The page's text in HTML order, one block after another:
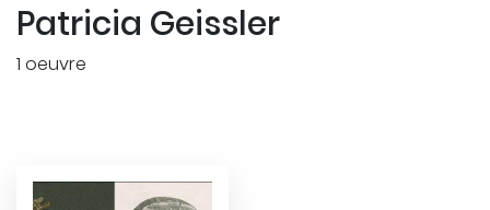
Patricia Geissler
1 oeuvre